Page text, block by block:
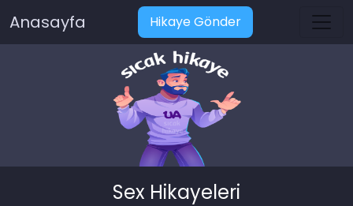
Anasayfa Hikaye Gönder
Sex Hikayeleri